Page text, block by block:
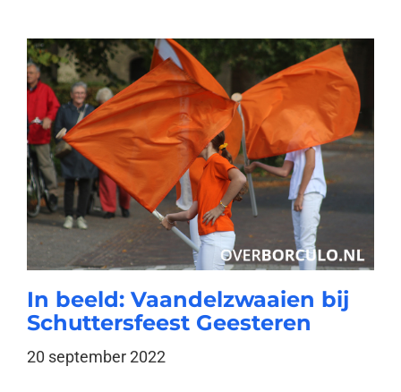
In beeld: Vaandelzwaaien bij
Schuttersfeest Geesteren
20 september 2022